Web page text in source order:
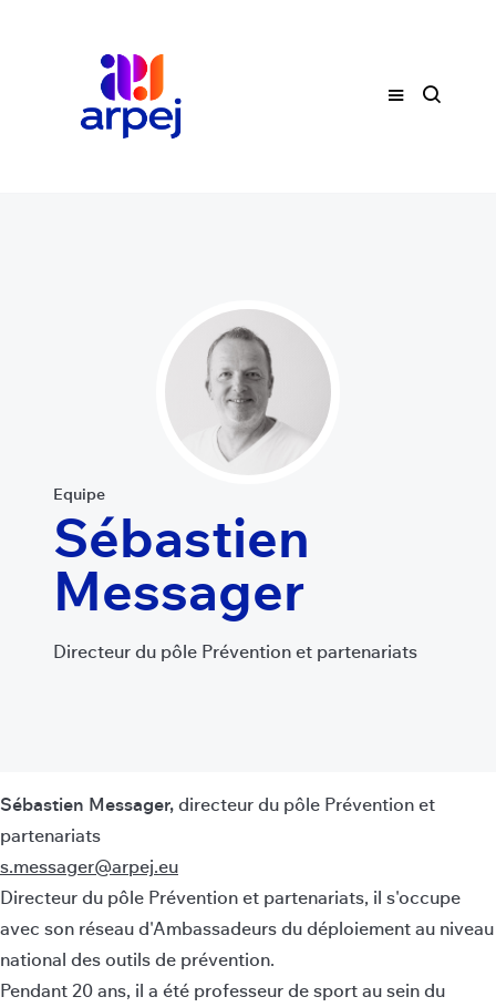
Equipe
Sébastien
Messager
Directeur du pôle Prévention et partenariats
Sébastien Messager, directeur du pôle Prévention et
partenariats
s.messager@arpej.eu
Directeur du pôle Prévention et partenariats, il s'occupe
avec son réseau d'Ambassadeurs du déploiement au niveau
national des outils de prévention.
Pendant 20 ans, il a été professeur de sport au sein du